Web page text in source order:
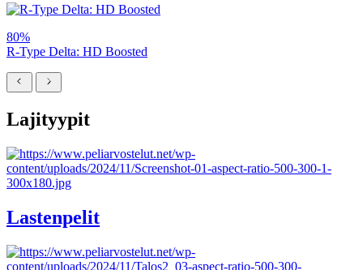
80%
R-Type Delta: HD Boosted
Lajityypit
Lastenpelit